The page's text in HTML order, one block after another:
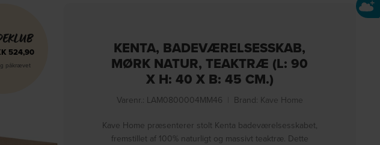
524,90
påkrævet
KENTA, BADEVÆRELSESSKAB,
MØRK NATUR, TEAKTRÆ (L: 90
X H: 40 X B: 45 CM.)
Varenr.: LAM0800004MM46 Brand: Kave Home
Kave Home præsenterer stolt Kenta badeværelsesskabet,
fremstillet af 100% naturligt og massivt teaktræ. Dette